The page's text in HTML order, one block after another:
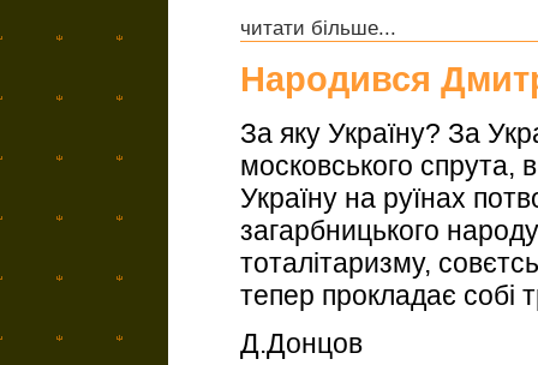
читати більше...
Народився
За яку Україну? За
московського спрута,
Україну на руїнах
загарбницького
тоталітаризму,
тепер прокладає собі
Д.Донцов